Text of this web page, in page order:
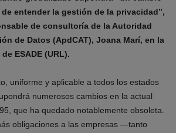
entender la gestión de la privacidad”,
de consultoría de la Autoridad
de Datos (ApdCAT), Joana Marí, en la
ESADE (URL).
uniforme y aplicable a todos los estados
numerosos cambios en la actual
que ha quedado notablemente obsoleta.
obligaciones a las empresas —tanto